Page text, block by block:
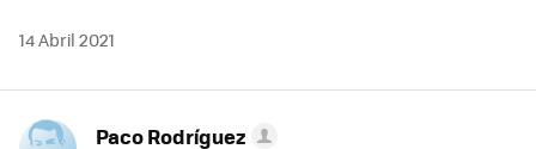
14 Abril 2021
Paco Rodríguez